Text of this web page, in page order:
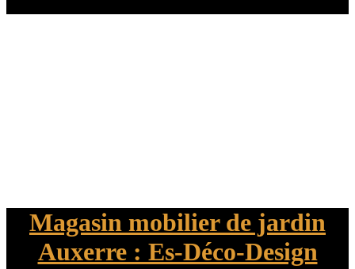
Magasin mobilier de jardin
Auxerre : Es-Déco-Design